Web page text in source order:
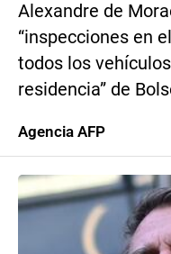
Alexandre de
“inspecciones en
todos los
residencia” de
Agencia AFP